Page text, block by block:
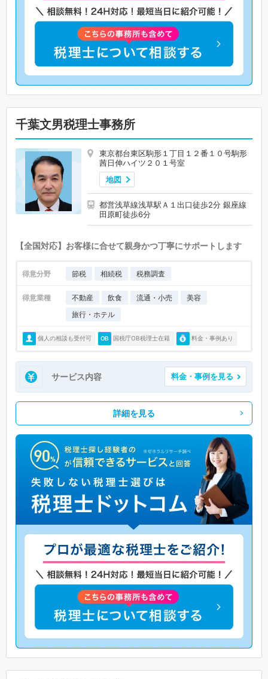
千葉文男税理士事務所
東京都台東区駒形１丁目１２番１０号駒形
茜日伸ハイツ２０１号室
地図
都営浅草線浅草駅Ａ１出口徒歩2分 銀座線
田原町徒歩6分
【全国対応】お客様に合せて親身かつ丁寧にサポートします
得意分野 節税 相続税 税務調査
得意業種 不動産 飲食 流通・小売
美容
旅行・ホテル
個人の相談も受付可 国税庁OB税理士在籍 料金・事例あり
サービス内容 料金・事例を見る
詳細を見る